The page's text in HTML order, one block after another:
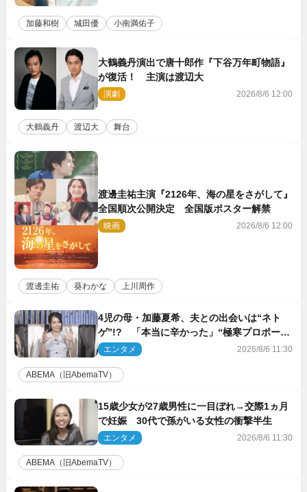
加藤和樹 城田優 小南満佑子
大鶴義丹演出で唐十郎作『下谷万年町物語』
が復活！ 主演は渡辺大
演劇 2026/8/6 12:00
大鶴義丹 渡辺大 舞台
渡邊圭祐主演『2126年、海の星をさがして』
全国順次公開決定 全国版ポスター解禁
映画 2026/8/6 12:00
渡邊圭祐 葵わかな 上川周作
4児の母・加藤夏希、夫との出会いは“ネト
ゲ”!? 「本当に辛かった」“極寒プロポー
ズ”も告白
エンタメ 2026/8/6 11:30
ABEMA（旧AbemaTV）
15歳少女が27歳男性に一目ぼれ→交際1ヵ月
で妊娠 30代で孫がいる女性の衝撃半生
エンタメ 2026/8/6 11:30
ABEMA（旧AbemaTV）